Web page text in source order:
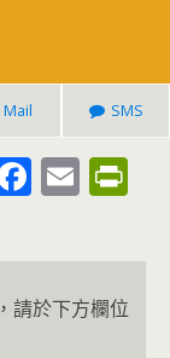
Mail SMS
F
e
b
o
E
ai
l
tF
e
請於下方欄位